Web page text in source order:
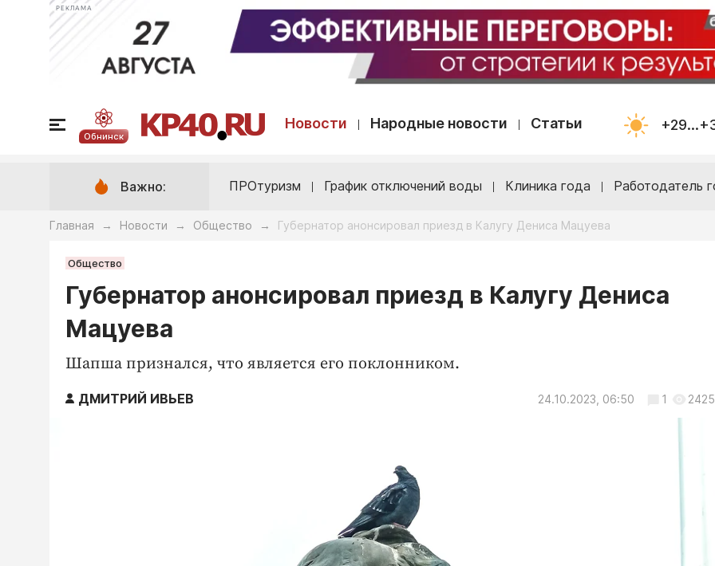
РЕКЛАМА
Обнинск
Новости Народные новости Статьи
Важно: ПРОтуризм График отключений воды Клиника года Работодатель
Главная → Новости → Общество → Губернатор анонсировал приезд в Калугу Дениса Мацуева
Общество
Губернатор анонсировал приезд в Калугу Дениса
Мацуева
Шапша признался, что является его поклонником.
ДМИТРИЙ ИВЬЕВ 24.10.2023, 06:50 1 2425